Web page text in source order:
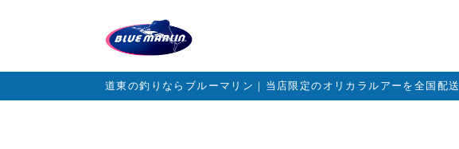
道東の釣りならブルーマリン｜当店限定のオリカラルアーを全国配送